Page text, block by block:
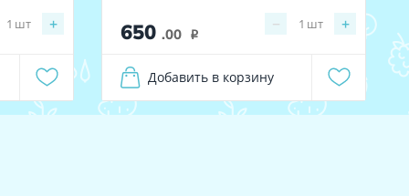
+
1 шт 650 .00 i
− +
1 шт
Добавить в корзину